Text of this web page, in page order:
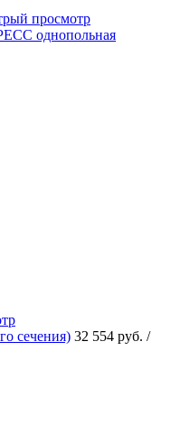
просмотр
однопольная
сечения) 32 554 руб. /